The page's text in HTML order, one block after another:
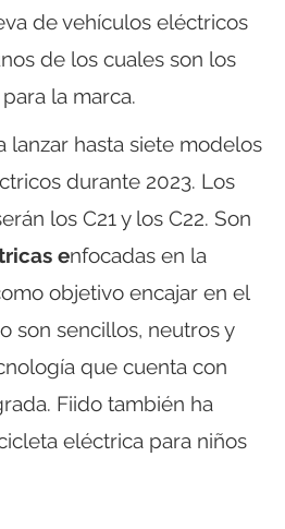
de vehículos eléctricos
de los cuales son los
la marca.
lanzar hasta siete modelos
durante 2023. Los
los C21 y los C22. Son
enfocadas en la
objetivo encajar en el
son sencillos, neutros y
que cuenta con
Fiido también ha
eléctrica para niños